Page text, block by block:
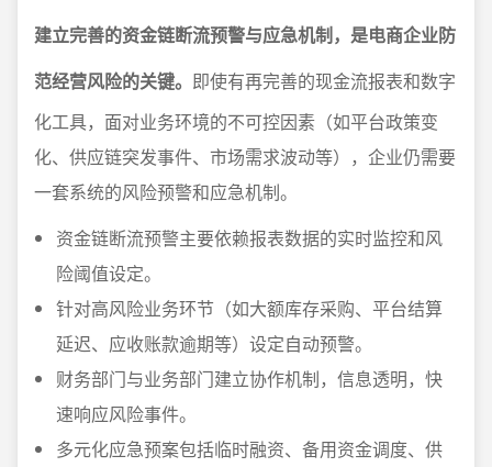
建立完善的资金链断流预警与应急机制，是电商企业防
范经营风险的关键。 即使有再完善的现金流报表和数字
化工具，面对业务环境的不可控因素（如平台政策变
化、供应链突发事件、市场需求波动等），企业仍需要
一套系统的风险预警和应急机制。
资金链断流预警主要依赖报表数据的实时监控和风
险阈值设定。
针对高风险业务环节（如大额库存采购、平台结算
延迟、应收账款逾期等）设定自动预警。
财务部门与业务部门建立协作机制，信息透明，快
速响应风险事件。
多元化应急预案包括临时融资、备用资金调度、供